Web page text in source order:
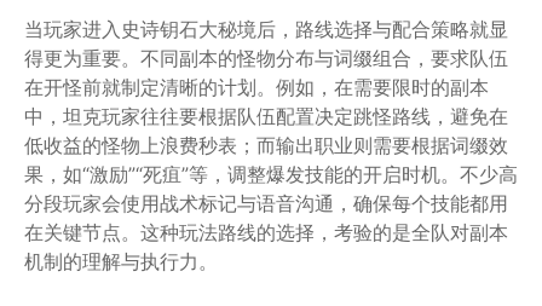
当玩家进入史诗钥石大秘境后，路线选择与配合策略就显
得更为重要。不同副本的怪物分布与词缀组合，要求队伍
在开怪前就制定清晰的计划。例如，在需要限时的副本
中，坦克玩家往往要根据队伍配置决定跳怪路线，避免在
低收益的怪物上浪费秒表；而输出职业则需要根据词缀效
果，如“激励”“死疽”等，调整爆发技能的开启时机。不少高
分段玩家会使用战术标记与语音沟通，确保每个技能都用
在关键节点。这种玩法路线的选择，考验的是全队对副本
机制的理解与执行力。